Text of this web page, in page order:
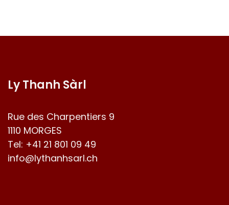
Ly Thanh Sàrl
Rue des Charpentiers 9
1110 MORGES
Tel: +41 21 801 09 49
info@lythanhsarl.ch